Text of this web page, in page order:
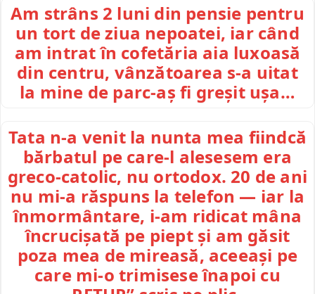
Am strâns 2 luni din pensie pentru
un tort de ziua nepoatei, iar când
am intrat în cofetăria aia luxoasă
din centru, vânzătoarea s-a uitat
la mine de parc-aș fi greșit ușa…
Tata n-a venit la nunta mea fiindcă
bărbatul pe care-l alesesem era
greco-catolic, nu ortodox. 20 de ani
nu mi-a răspuns la telefon — iar la
înmormântare, i-am ridicat mâna
încrucișată pe piept și am găsit
poza mea de mireasă, aceeași pe
care mi-o trimisese înapoi cu